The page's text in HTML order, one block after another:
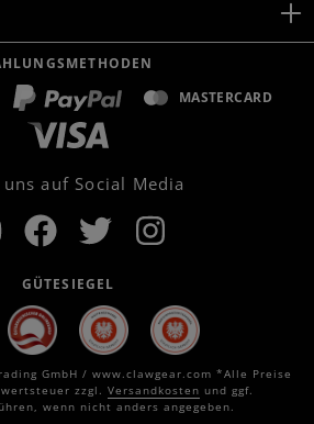
MASTERCARD
uns auf Social Media
GÜTESIEGEL
GmbH / www.clawgear.com *Alle Preise
zzgl. Versandkosten und ggf.
wenn nicht anders angegeben.